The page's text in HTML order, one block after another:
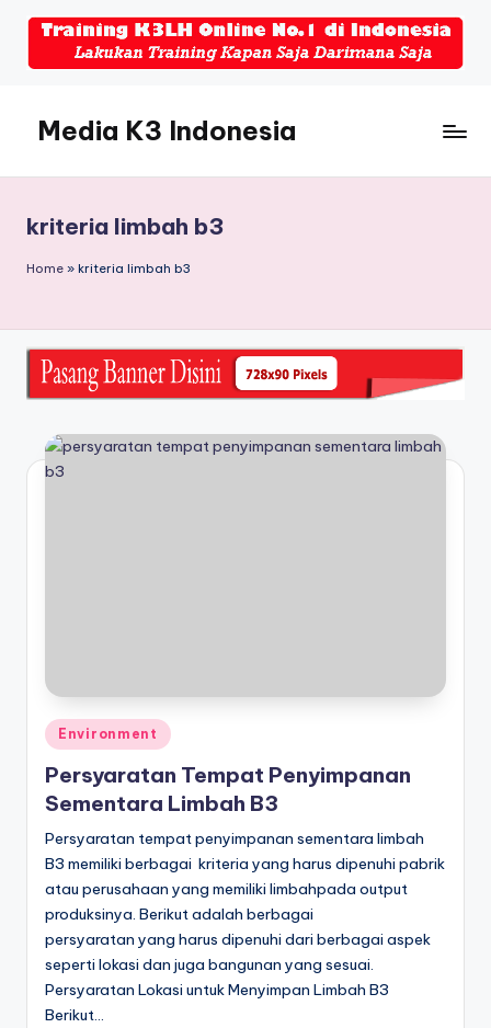
Media K3 Indonesia
Seputar
Dunia
K3LH
kriteria limbah b3
Home » kriteria limbah b3
Posted
in
Environment
Persyaratan Tempat Penyimpanan
Sementara Limbah B3
Persyaratan tempat penyimpanan sementara limbah
B3 memiliki berbagai kriteria yang harus dipenuhi pabrik
atau perusahaan yang memiliki limbahpada output
produksinya. Berikut adalah berbagai
persyaratan yang harus dipenuhi dari berbagai aspek
seperti lokasi dan juga bangunan yang sesuai.
Persyaratan Lokasi untuk Menyimpan Limbah B3
Berikut…